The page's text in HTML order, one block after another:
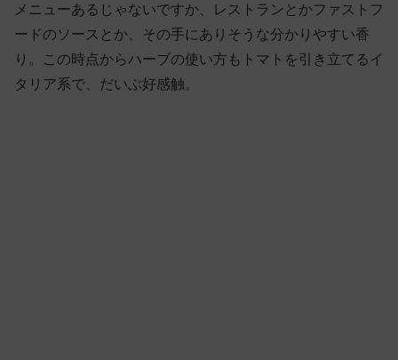
メニューあるじゃないですか、レストランとかファストフ
ードのソースとか、その手にありそうな分かりやすい香
り。この時点からハーブの使い方もトマトを引き立てるイ
タリア系で、だいぶ好感触。